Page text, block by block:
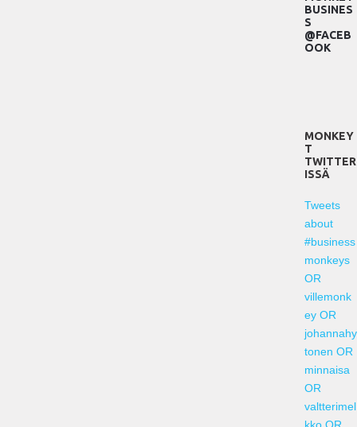
BUSINES
S
@FACEB
OOK
MONKEY
T
TWITTER
ISSÄ
Tweets
about
#business
monkeys
OR
villemonk
ey OR
johannahy
tonen OR
minnaisa
OR
valtterimel